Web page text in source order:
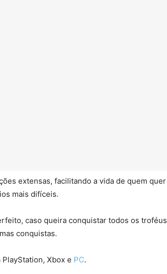
extensas, facilitando a vida de quem quer
mais difíceis.
caso queira conquistar todos os troféus
conquistas.
Xbox e PC.